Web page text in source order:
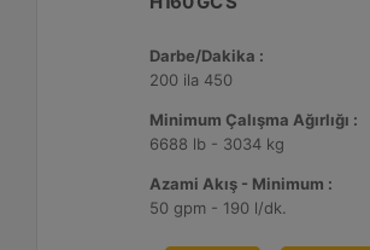
Darbe/Dakika :
200 ila 450
Minimum Çalışma Ağırlığı :
6688 lb - 3034 kg
Azami Akış - Minimum :
50 gpm - 190 l/dk.